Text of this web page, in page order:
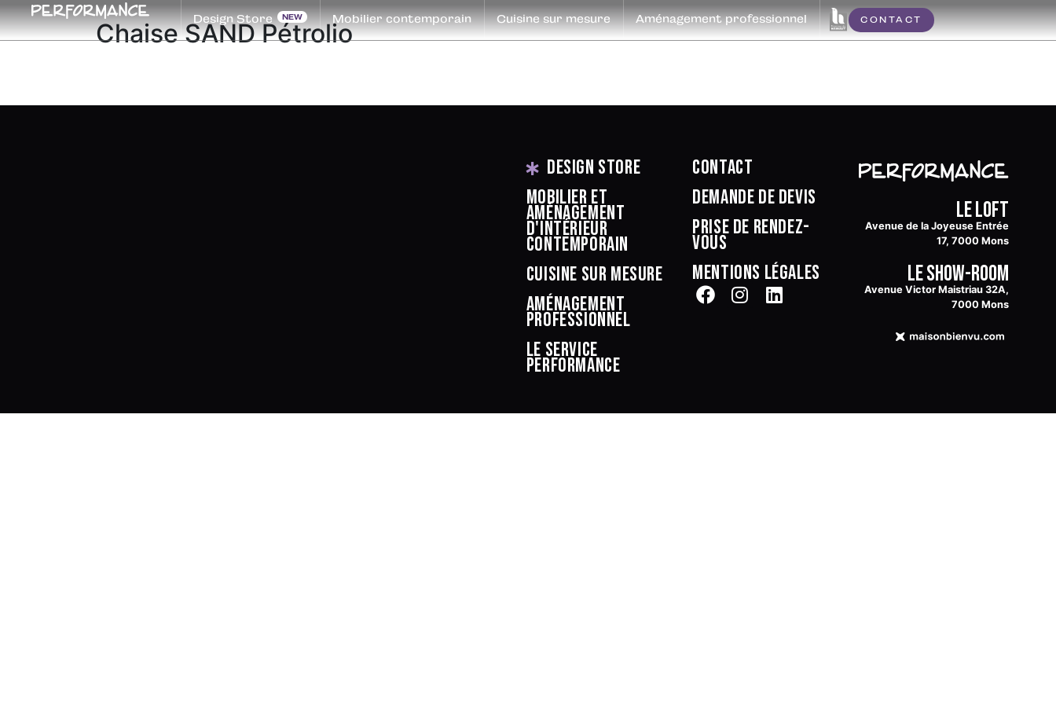
Design Store Mobilier contemporain Cuisine sur mesure Aménagement professionnel CONTACT
Chaise SAND Pétrolio
Design Store
Mobilier et
aménagement
d'intérieur
contemporain
Cuisine sur mesure
Aménagement
professionnel
Le service
performance
Contact
Demande de devis
Prise de rendez-
vous
Mentions légales
Le Loft
Avenue de la Joyeuse Entrée
17, 7000 Mons
Le Show-room
Avenue Victor Maistriau 32A,
7000 Mons